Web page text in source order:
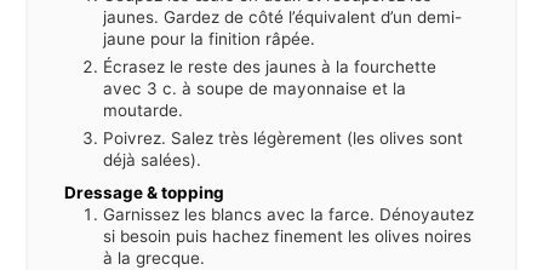
jaunes. Gardez de côté l’équivalent d’un demi-
jaune pour la finition râpée.
Écrasez le reste des jaunes à la fourchette
avec 3 c. à soupe de mayonnaise et la
moutarde.
Poivrez. Salez très légèrement (les olives sont
déjà salées).
Dressage & topping
Garnissez les blancs avec la farce. Dénoyautez
si besoin puis hachez finement les olives noires
à la grecque.